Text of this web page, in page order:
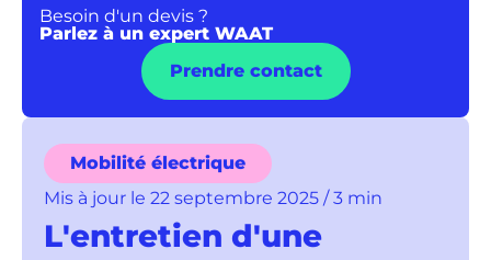
Mobilité électrique
Mis à jour le 22 septembre 2025 / 3 min
L'entretien d'une
Besoin d'un devis ?
Parlez à un expert WAAT
Prendre contact